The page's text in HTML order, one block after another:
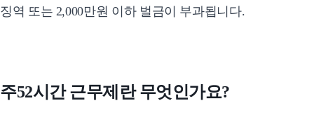
징역 또는 2,000만원 이하 벌금이 부과됩니다.
주52시간 근무제란 무엇인가요?